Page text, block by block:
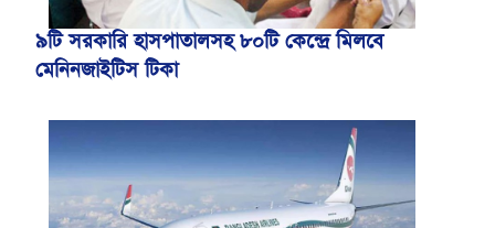
৯টি সরকারি হাসপাতালসহ ৮০টি কেন্দ্রে মিলবে
মেনিনজাইটিস টিকা